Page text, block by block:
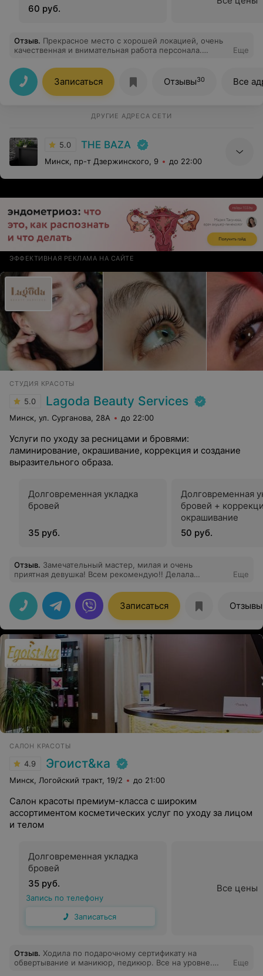
60 руб.
Отзыв. Прекрасное место с хорошей локацией, очень
качественная и внимательная работа персонала.
Еще
Записаться Отзывы30 Все
ДРУГИЕ АДРЕСА СЕТИ
5.0 THE BAZA
Минск, пр-т Дзержинского, 9 до 22:00
ЭФФЕКТИВНАЯ РЕКЛАМА НА САЙТЕ
СТУДИЯ КРАСОТЫ
5.0 Lagoda Beauty Services
Минск, ул. Сурганова, 28А до 22:00
Услуги по уходу за ресницами и бровями:
ламинирование, окрашивание, коррекция и создание
выразительного образа.
Долговременная укладка
бровей
35 руб.
Долговременная
бровей +
окрашивание
50 руб.
Отзыв. Замечательный мастер, милая и очень
приятная девушка! Всем рекомендую!! Делала
бровей, осталась довольна на все 100%! Теперь только
к Вам!))
Еще
Записаться Отзывы
САЛОН КРАСОТЫ
4.9 Эгоист&ка
Минск, Логойский тракт, 19/2 до 21:00
Салон красоты премиум-класса с широким
ассортиментом косметических услуг по уходу за лицом
и телом
Долговременная укладка
бровей
35 руб.
Запись по телефону
Записаться
Все цены
Отзыв. Ходила по подарочному сертификату на
обвертывание и маникюр, педикюр. Все на уровне.
Еще